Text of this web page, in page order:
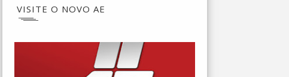
VISITE O NOVO AE